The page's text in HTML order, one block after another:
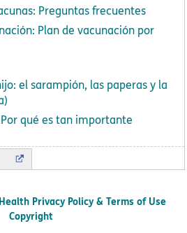
Preguntas frecuentes
Plan de vacunación por
el sarampión, las paperas y la
qué es tan importante
Privacy Policy & Terms of Use
Copyright